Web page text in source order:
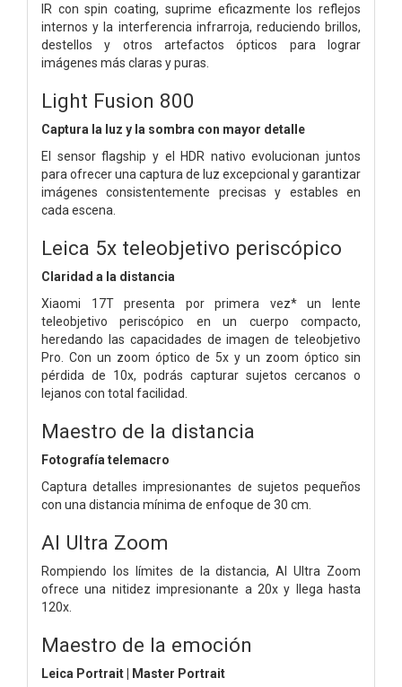
IR con spin coating, suprime eficazmente los reflejos
internos y la interferencia infrarroja, reduciendo brillos,
destellos y otros artefactos ópticos para lograr
imágenes más claras y puras.
Light Fusion 800
Captura la luz y la sombra con mayor detalle
El sensor flagship y el HDR nativo evolucionan juntos
para ofrecer una captura de luz excepcional y garantizar
imágenes consistentemente precisas y estables en
cada escena.
Leica 5x teleobjetivo periscópico
Claridad a la distancia
Xiaomi 17T presenta por primera vez* un lente
teleobjetivo periscópico en un cuerpo compacto,
heredando las capacidades de imagen de teleobjetivo
Pro. Con un zoom óptico de 5x y un zoom óptico sin
pérdida de 10x, podrás capturar sujetos cercanos o
lejanos con total facilidad.
Maestro de la distancia
Fotografía telemacro
Captura detalles impresionantes de sujetos pequeños
con una distancia mínima de enfoque de 30 cm.
AI Ultra Zoom
Rompiendo los límites de la distancia, AI Ultra Zoom
ofrece una nitidez impresionante a 20x y llega hasta
120x.
Maestro de la emoción
Leica Portrait | Master Portrait